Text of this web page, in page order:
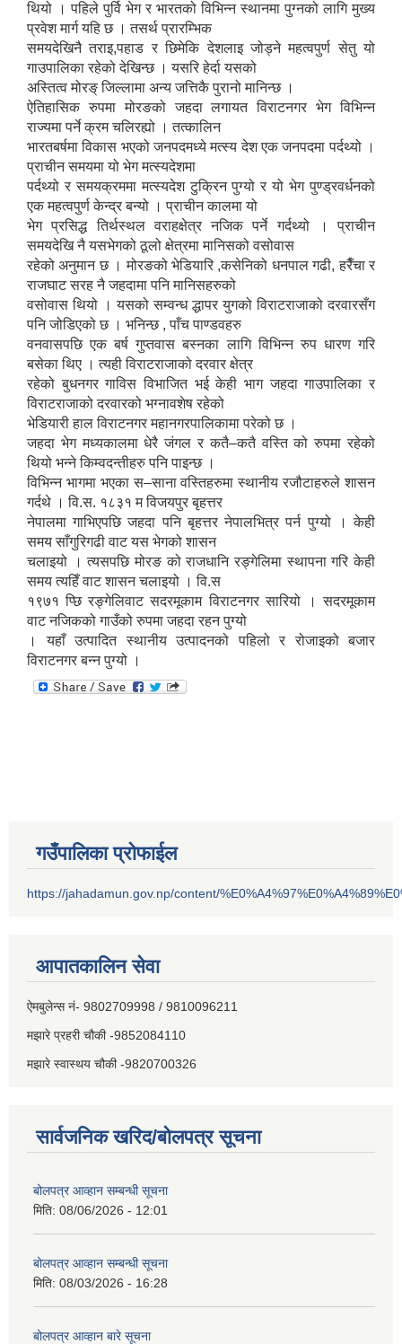
थियो । पहिले पुर्वि भेग र भारतको विभिन्न स्थानमा पुग्नको लागि मुख्य
प्रवेश मार्ग यहि छ । तसर्थ प्रारम्भिक
समयदेखिनै तराइ,पहाड र छिमेकि देशलाइ जोड्ने महत्वपुर्ण सेतु यो
गाउपालिका रहेको देखिन्छ । यसरि हेर्दा यसको
अस्तित्व मोरङ् जिल्लामा अन्य जत्तिकै पुरानो मानिन्छ ।
ऐतिहासिक रुपमा मोरङको जहदा लगायत विराटनगर भेग विभिन्न
राज्यमा पर्ने क्रम चलिरह्यो । तत्कालिन
भारतबर्षमा विकास भएको जनपदमध्ये मत्स्य देश एक जनपदमा पर्दथ्यो ।
प्राचीन समयमा यो भेग मत्स्यदेशमा
पर्दथ्यो र समयक्रममा मत्स्यदेश टुक्रिन पुग्यो र यो भेग पुण्ड्रवर्धनको
एक महत्वपुर्ण केन्द्र बन्यो । प्राचीन कालमा यो
भेग प्रसिद्ध तिर्थस्थल वराहक्षेत्र नजिक पर्ने गर्दथ्यो । प्राचीन
समयदेखि नै यसभेगको ठूलो क्षेत्रमा मानिसको वसोवास
रहेको अनुमान छ । मोरङको भेडियारि ,कसेनिको धनपाल गढी, हरैँचा र
राजघाट सरह नै जहदामा पनि मानिसहरुको
वसोवास थियो । यसको सम्वन्ध द्धापर युगको विराटराजाको दरवारसँग
पनि जोडिएको छ । भनिन्छ , पाँच पाण्डवहरु
वनवासपछि एक बर्ष गुप्तवास बस्नका लागि विभिन्न रुप धारण गरि
बसेका थिए । त्यही विराटराजाको दरवार क्षेत्र
रहेको बुधनगर गाविस विभाजित भई केही भाग जहदा गाउपालिका र
विराटराजाको दरवारको भग्नावशेष रहेको
भेडियारी हाल विराटनगर महानगरपालिकामा परेको छ ।
जहदा भेग मध्यकालमा धेरै जंगल र कतै–कतै वस्ति को रुपमा रहेको
थियो भन्ने किम्वदन्तीहरु पनि पाइन्छ ।
विभिन्न भागमा भएका स–साना वस्तिहरुमा स्थानीय रजौटाहरुले शासन
गर्दथे । वि.स. १८३१ म विजयपुर बृहत्तर
नेपालमा गाभिएपछि जहदा पनि बृहत्तर नेपालभित्र पर्न पुग्यो । केही
समय साँगुरिगढी वाट यस भेगको शासन
चलाइयो । त्यसपछि मोरङ को राजधानि रङ्गेलिमा स्थापना गरि केही
समय त्यहिँ वाट शासन चलाइयो । वि.स
१९७१ प्छि रङ्गेलिवाट सदरमूकाम विराटनगर सारियो । सदरमूकाम
वाट नजिकको गाउँको रुपमा जहदा रहन पुग्यो
। यहाँ उत्पादित स्थानीय उत्पादनको पहिलो र रोजाइको बजार
विराटनगर बन्न पुग्यो ।
गउँपालिका प्रोफाईल
https://jahadamun.gov.np/content/
आपातकालिन सेवा
ऐमबुलेन्स नं- 9802709998 / 9810096211
मझारे प्रहरी चौकी -9852084110
मझारे स्वास्थय चौकी -9820700326
सार्वजनिक खरिद/बोलपत्र सूचना
बोलपत्र आव्हान सम्बन्धी सूचना
मिति: 08/06/2026 - 12:01
बोलपत्र आव्हान सम्बन्धी सूचना
मिति: 08/03/2026 - 16:28
बोलपत्र आव्हान बारे सूचना